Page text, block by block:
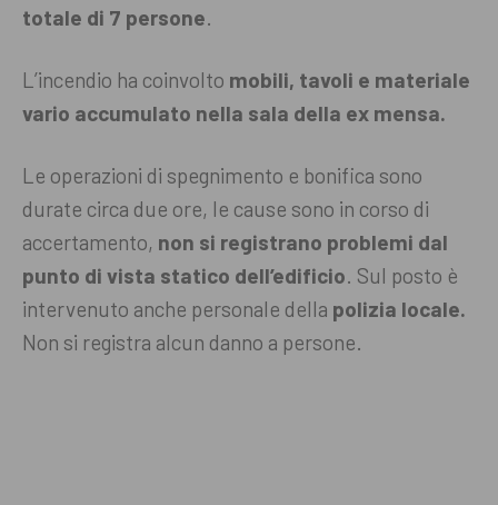
totale di 7 persone.
L’incendio ha coinvolto mobili, tavoli e materiale
vario accumulato nella sala della ex mensa.
Le operazioni di spegnimento e bonifica sono
durate circa due ore, le cause sono in corso di
accertamento, non si registrano problemi dal
punto di vista statico dell’edificio. Sul posto è
intervenuto anche personale della polizia locale.
Non si registra alcun danno a persone.